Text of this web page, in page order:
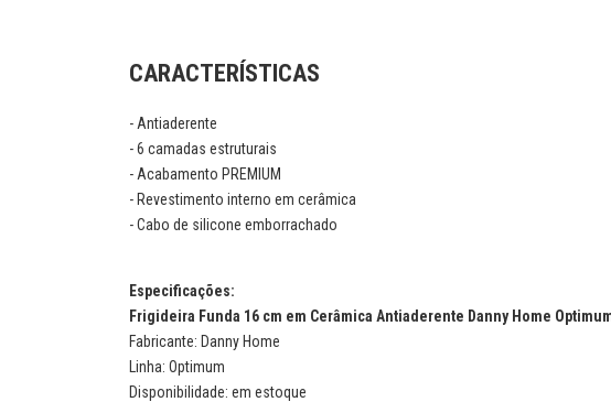
CARACTERÍSTICAS
- Antiaderente
- 6 camadas estruturais
- Acabamento PREMIUM
- Revestimento interno em cerâmica
- Cabo de silicone emborrachado
Especificações:
Frigideira Funda 16 cm em Cerâmica Antiaderente Danny Home
Fabricante: Danny Home
Linha: Optimum
Disponibilidade: em estoque